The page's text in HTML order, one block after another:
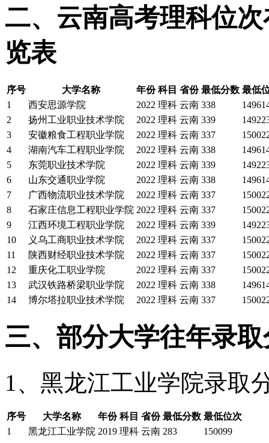
二、云南高考理科位
览表
序号 大学名称 年份 科目 省份 最低分数 最低
1
西安思源学院 2022 理科 云南 338
2
扬州工业职业技术学院 2022 理科 云南 339
3
安徽粮食工程职业学院 2022 理科 云南 337
4
湖南汽车工程职业学院 2022 理科 云南 338
5
东莞职业技术学院 2022 理科 云南 339
6
山东交通职业学院 2022 理科 云南 338
7
广西物流职业技术学院 2022 理科 云南 337
8
石家庄信息工程职业学院 2022 理科 云南 337
9
江西环境工程职业学院 2022 理科 云南 339
10
义乌工商职业技术学院 2022 理科 云南 337
11
陕西财经职业技术学院 2022 理科 云南 337
12
重庆化工职业学院 2022 理科 云南 337
13
武汉铁路桥梁职业学院 2022 理科 云南 338
14
博尔塔拉职业技术学院 2022 理科 云南 337
三、部分大学往年录
1、黑龙江工业学院录取
序号 大学名称 年份 科目 省份 最低分数 最低位次
1
黑龙江工业学院 2019 理科 云南 283 150099